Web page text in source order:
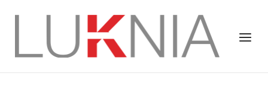
Menú